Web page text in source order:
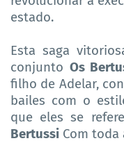
estado.
Esta saga
conjunto Os
filho de Adelar,
bailes com o
que eles se
Bertussi Com toda